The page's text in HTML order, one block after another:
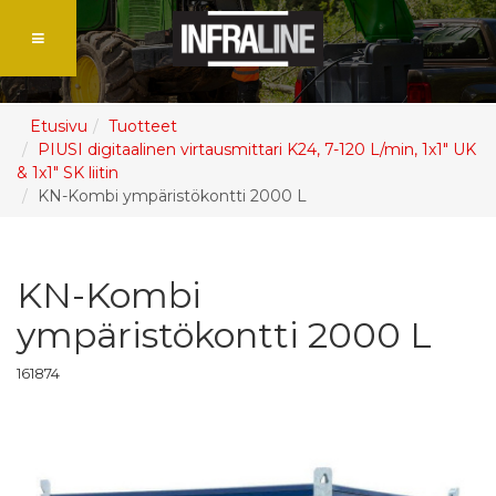
Etusivu
Tuotteet
PIUSI digitaalinen virtausmittari K24, 7-120 L/min, 1x1" UK
& 1x1" SK liitin
KN-Kombi ympäristökontti 2000 L
KN-Kombi
ympäristökontti 2000 L
161874